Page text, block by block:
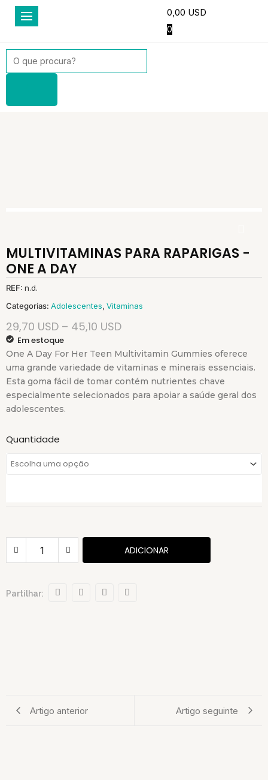
0,00 USD
0
Products
search
MULTIVITAMINAS PARA RAPARIGAS -
ONE A DAY
REF: n.d.
Categorias: Adolescentes, Vitaminas
29,70 USD – 45,10 USD
Em estoque
One A Day For Her Teen Multivitamin Gummies oferece
uma grande variedade de vitaminas e minerais essenciais.
Esta goma fácil de tomar contém nutrientes chave
especialmente selecionados para apoiar a saúde geral dos
adolescentes.
QuantidadeQuantidade
Multivitaminas
-
day
ADICIONAR
Partilhar:
Artigo anterior Artigo seguinte